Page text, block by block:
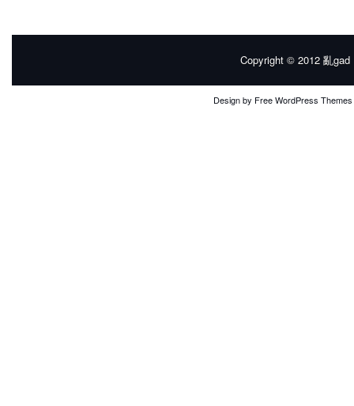
Copyright © 2012 亂gad
Design by Free WordPress Themes